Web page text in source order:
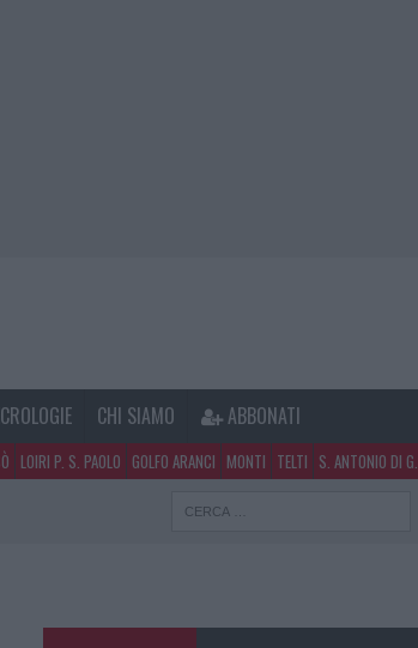
CHI SIAMO ABBONATI
LOIRI P. S. PAOLO GOLFO ARANCI MONTI TELTI S. ANTONIO DI G.